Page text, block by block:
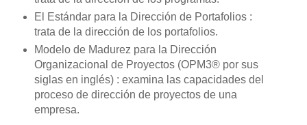
El Estándar para la Dirección de Portafolios :
trata de la dirección de los portafolios.
Modelo de Madurez para la Dirección
Organizacional de Proyectos (OPM3® por sus
siglas en inglés) : examina las capacidades del
proceso de dirección de proyectos de una
empresa.